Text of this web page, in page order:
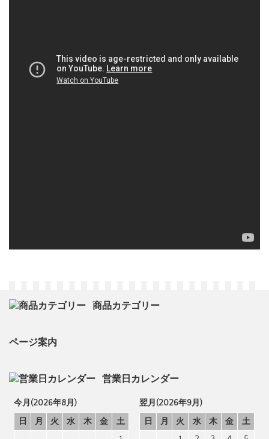
商品カテゴリー
ページ案内
営業日カレンダー
今月(2026年8月)
日
月 火 水 木 金
土
翌月(2026年9月)
日
月 火 水 木 金
土